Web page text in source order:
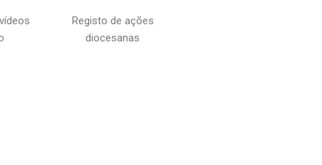
Registo de ações
diocesanas